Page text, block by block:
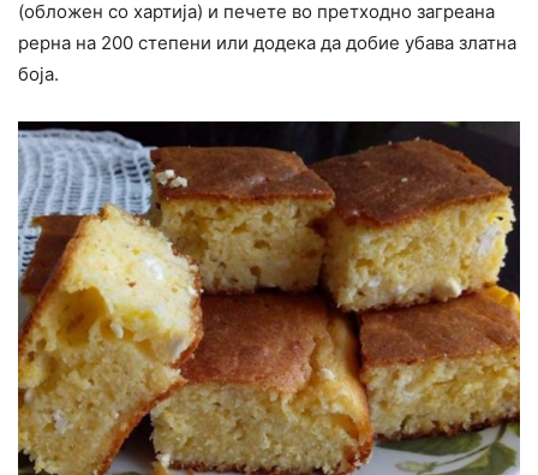
(обложен со хартија) и печете во претходно загреана
рерна на 200 степени или додека да добие убава златна
боја.